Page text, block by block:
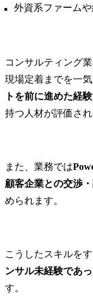
外資系ファーム
コンサルティング
現場定着までを一
トを前に進めた経験
持つ人材が評価さ
また、業務では
顧客企業との交渉
められます。
こうしたスキルを
ンサル未経験であ
す。